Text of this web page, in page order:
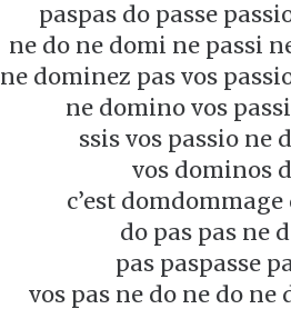
paspas do passe
ne do ne domi ne passi
ne dominez pas vos
ne domino vos
ssis vos passio ne
vos dominos
c’est
do pas pas ne
pas paspasse
vos pas ne do ne do ne